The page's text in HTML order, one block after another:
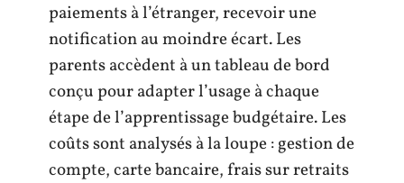
paiements à l’étranger, recevoir une
notification au moindre écart. Les
parents accèdent à un tableau de bord
conçu pour adapter l’usage à chaque
étape de l’apprentissage budgétaire. Les
coûts sont analysés à la loupe : gestion de
compte, carte bancaire, frais sur retraits